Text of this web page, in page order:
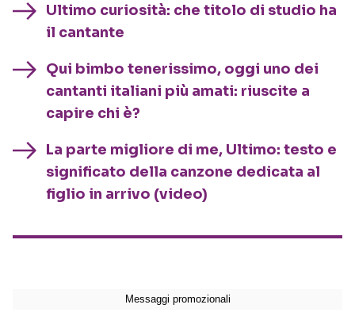
Ultimo curiosità: che titolo di studio ha
il cantante
Qui bimbo tenerissimo, oggi uno dei
cantanti italiani più amati: riuscite a
capire chi è?
La parte migliore di me, Ultimo: testo e
significato della canzone dedicata al
figlio in arrivo (video)